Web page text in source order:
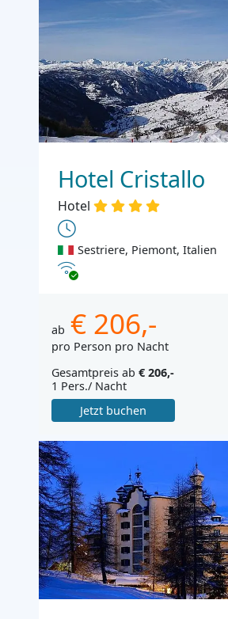
Hotel Cristallo
Hotel
Sestriere, Piemont, Italien
Internet
ab € 206,-
pro Person pro Nacht
Gesamtpreis ab € 206,-
1 Pers./ Nacht
Jetzt buchen